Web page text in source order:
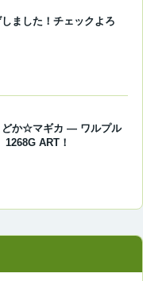
ました！チェックよろ
どか☆マギカ ― ワルプル
1268G ART！